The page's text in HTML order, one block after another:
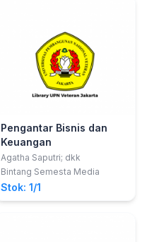
Pengantar Bisnis dan
Keuangan
Agatha Saputri; dkk
Bintang Semesta Media
Stok: 1/1